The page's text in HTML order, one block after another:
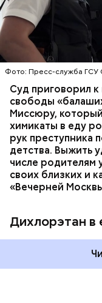
Фото: Пресс-служба ГСУ
Суд приговорил
свободы
Миссюру,
химикаты в еду
рук преступника
детства. Выжить
числе родителям
своих близких и
«Вечерней
Дихлорэтан в
им точный
потерпевших
специалисты
химикат
организм
нашли в еде,
ОТРАВЛЕНИЯ
СЛЕДСТВЕННЫЙ